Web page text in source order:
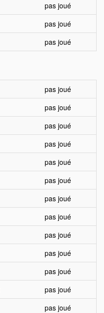
pas joué
pas joué
pas joué
pas joué
pas joué
pas joué
pas joué
pas joué
pas joué
pas joué
pas joué
pas joué
pas joué
pas joué
pas joué
pas joué